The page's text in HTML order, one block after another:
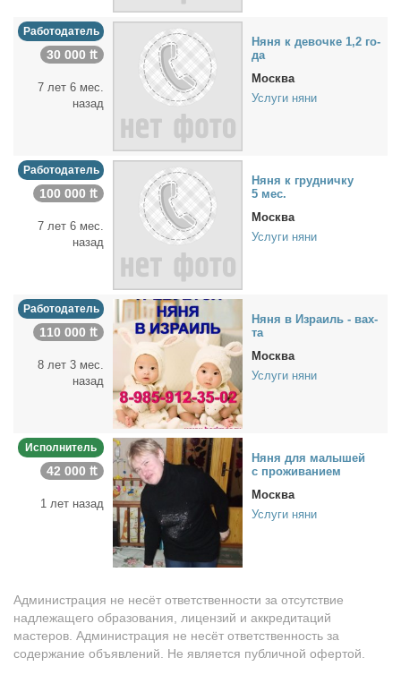
Работодатель
30 000 ₶
7 лет 6 мес.
назад
Ня­ня к де­воч­ке 1,2 го­
да
Москва
Услуги няни
Работодатель
100 000 ₶
7 лет 6 мес.
назад
Ня­ня к груд­нич­ку
5 мес.
Москва
Услуги няни
Работодатель
110 000 ₶
8 лет 3 мес.
назад
Ня­ня в Из­ра­иль - вах­
та
Москва
Услуги няни
Исполнитель
42 000 ₶
1 лет назад
Ня­ня для ма­лы­шей
с про­жи­ва­ни­ем
Москва
Услуги няни
Администрация не несёт ответственности за отсутствие
надлежащего образования, лицензий и аккредитаций
мастеров. Администрация не несёт ответственность за
содержание объявлений. Не является публичной офертой.